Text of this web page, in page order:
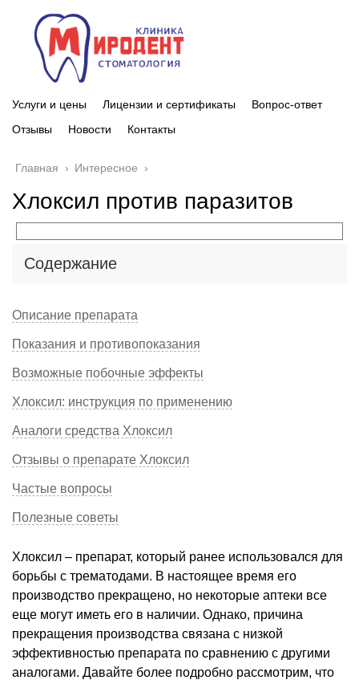
Услуги и цены Лицензии и сертификаты
Вопрос-ответ
Отзывы
Новости Контакты
Главная › Интересное ›
Хлоксил против паразитов
Содержание
Описание препарата
Показания и противопоказания
Возможные побочные эффекты
Хлоксил: инструкция по применению
Аналоги средства Хлоксил
Отзывы о препарате Хлоксил
Частые вопросы
Полезные советы
Хлоксил – препарат, который ранее использовался для
борьбы с трематодами. В настоящее время его
производство прекращено, но некоторые аптеки все
еще могут иметь его в наличии. Однако, причина
прекращения производства связана с низкой
эффективностью препарата по сравнению с другими
аналогами. Давайте более подробно рассмотрим, что